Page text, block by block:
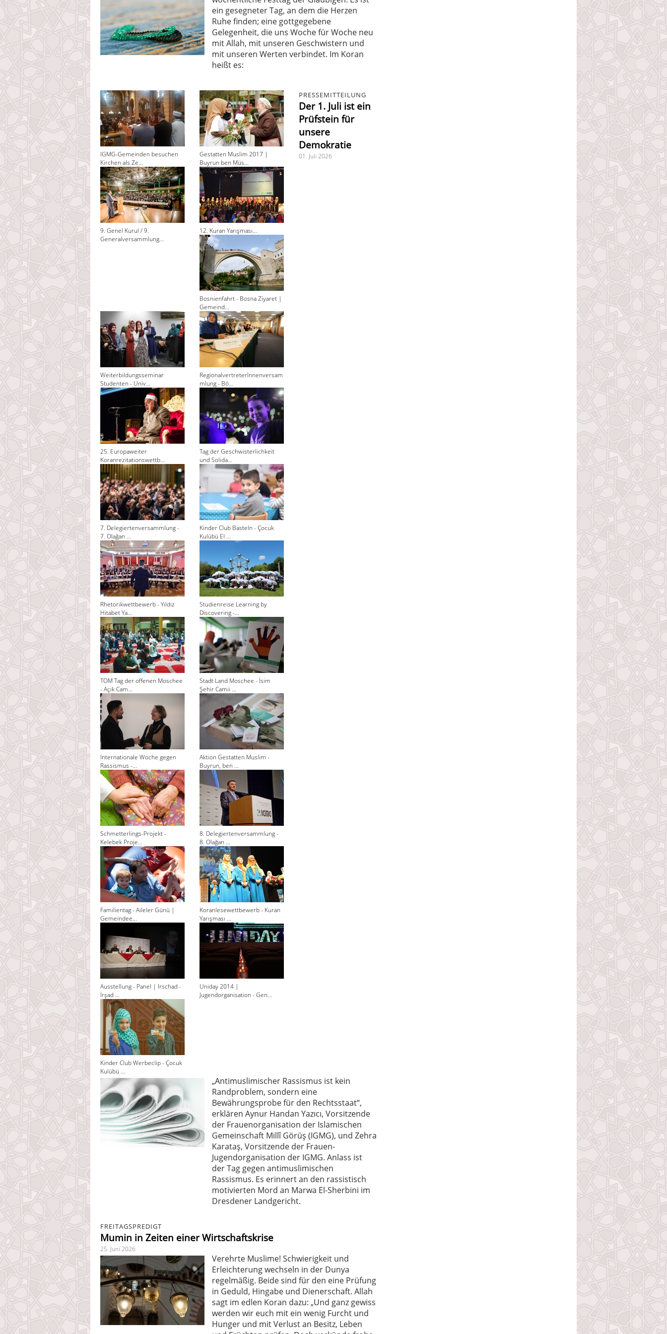
ein gesegneter Tag, an dem die Herzen
Ruhe finden; eine gottgegebene
Gelegenheit, die uns Woche für Woche neu
mit Allah, mit unseren Geschwistern und
mit unseren Werten verbindet. Im Koran
heißt es:
IGMG-Gemeinden besuchen
Kirchen als Ze...
Gestatten Muslim 2017 |
Buyrun ben Müs...
9. Genel Kurul / 9.
Generalversammlung...
12. Kuran Yarışması...
Bosnienfahrt - Bosna Ziyaret |
Gemeind...
Weiterbildungsseminar
Studenten - Univ...
RegionalvertreterInnenversam
mlung - Bö...
25. Europaweiter
Koranrezitationswettb...
Tag der Geschwisterlichkeit
und Solida...
7. Delegiertenversammlung -
7. Olağan ...
Kinder Club Basteln - Çocuk
Kulübü El ...
Rhetorikwettbewerb - Yıldız
Hitabet Ya...
Studienreise Learning by
Discovering -...
TOM Tag der offenen Moschee
- Açık Cam...
Stadt Land Moschee - İsim
Şehir Camii ...
Internationale Woche gegen
Rassismus -...
Aktion Gestatten Muslim -
Buyrun, ben ...
Schmetterlings-Projekt -
Kelebek Proje...
8. Delegiertenversammlung -
8. Olağan ...
Familientag - Aileler Günü |
Gemeindee...
Koranlesewettbewerb - Kuran
Yarışması ...
Ausstellung - Panel | Irschad -
İrşad ...
Uniday 2014 |
Jugendorganisation - Gen...
Kinder Club Werbeclip - Çocuk
Kulübü ...
PRESSEMITTEILUNG
Der 1. Juli ist ein
Prüfstein für
unsere
Demokratie
01. Juli 2026
„Antimuslimischer Rassismus ist kein
Randproblem, sondern eine
Bewährungsprobe für den Rechtsstaat“,
erklären Aynur Handan Yazıcı, Vorsitzende
der Frauenorganisation der Islamischen
Gemeinschaft Millî Görüş (IGMG), und Zehra
Karataş, Vorsitzende der Frauen-
Jugendorganisation der IGMG. Anlass ist
der Tag gegen antimuslimischen
Rassismus. Es erinnert an den rassistisch
motivierten Mord an Marwa El-Sherbini im
Dresdener Landgericht.
FREITAGSPREDIGT
Mumin in Zeiten einer Wirtschaftskrise
25. Juni 2026
Verehrte Muslime! Schwierigkeit und
Erleichterung wechseln in der Dunya
regelmäßig. Beide sind für den eine Prüfung
in Geduld, Hingabe und Dienerschaft. Allah
sagt im edlen Koran dazu: „Und ganz gewiss
werden wir euch mit ein wenig Furcht und
Hunger und mit Verlust an Besitz, Leben